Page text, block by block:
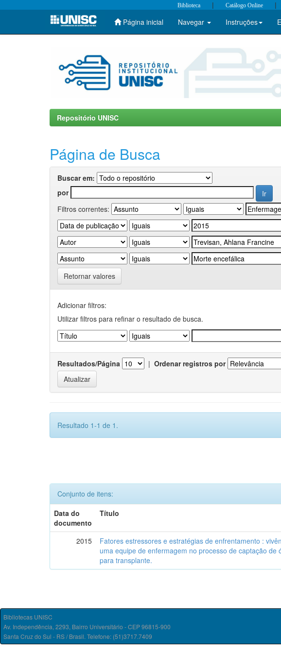
Skip
Biblioteca | Catálogo Online |
Página inicial Navegar Instruções
Repositório UNISC
Página de Busca
Buscar em:
por
Filtros correntes:
Retornar valores
Adicionar filtros:
Utilizar filtros para refinar o resultado de busca.
Resultados/Página | Ordenar registros por
Resultado 1-1 de 1.
Conjunto de itens:
Data do
documento
Título
2015
Fatores estressores e estratégias de enfrentamento :
uma equipe de enfermagem no processo de captação de
para transplante.
Bibliotecas UNISC
Av. Independência, 2293, Bairro Universitário - CEP 96815-900
Santa Cruz do Sul - RS / Brasil. Telefone: (51)3717.7409